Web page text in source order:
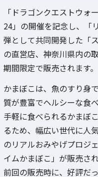
「ドラゴンクエストウ
24」の開催を記念し、「
弾として共同開発した「
の直営店、神奈川県内の
期間限定で販売されます。
かまぼこは、魚のすり身
質が豊富でヘルシーな食べ
手軽に食べられるかまぼ
るため、幅広い世代に人
のリアルおみやげプロジ
イムかまぼこ」が販売さ
前回の販売時に、好評だ